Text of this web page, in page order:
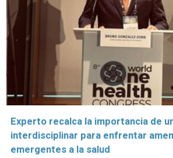
Experto recalca la importancia de
interdisciplinar para enfrentar
emergentes a la salud